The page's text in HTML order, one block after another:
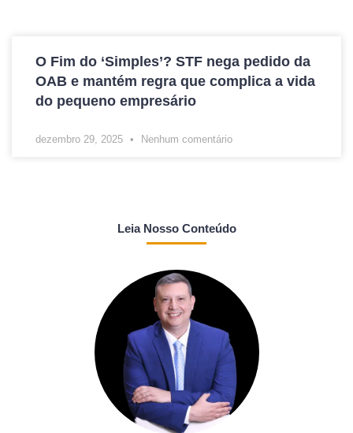
O Fim do ‘Simples’? STF nega pedido da
OAB e mantém regra que complica a vida
do pequeno empresário
dezembro 29, 2025 Nenhum comentário
Leia Nosso Conteúdo